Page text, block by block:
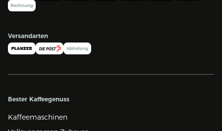
Versandarten
Bester Kaffeegenuss
Kaffeemaschinen